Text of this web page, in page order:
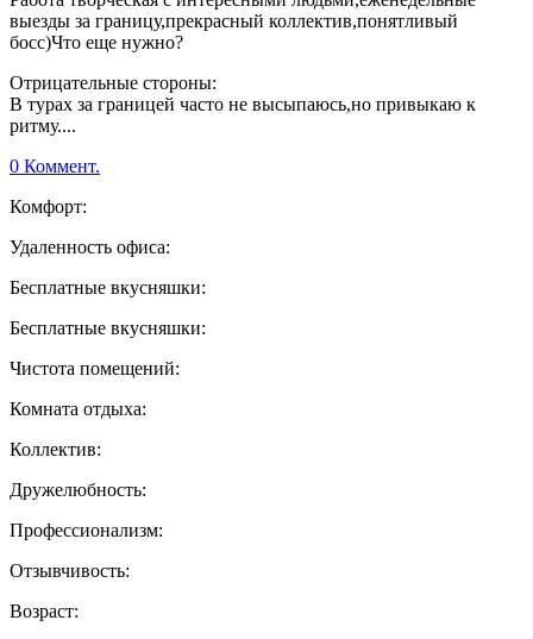
выезды за границу,прекрасный коллектив,понятливый
босс)Что еще нужно?
Отрицательные стороны:
В турах за границей часто не высыпаюсь,но привыкаю к
ритму....
0 Коммент.
Комфорт:
Удаленность офиса:
Бесплатные вкусняшки:
Бесплатные вкусняшки:
Чистота помещений:
Комната отдыха:
Коллектив:
Дружелюбность:
Профессионализм:
Отзывчивость:
Возраст: